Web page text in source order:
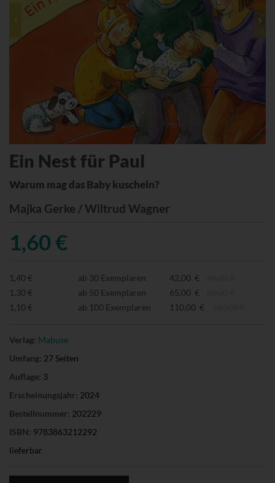
Ein Nest für Paul
Warum mag das Baby kuscheln?
Majka Gerke / Wiltrud Wagner
1,60 €
1,40 € ab 30 Exemplaren 42,00 €
1,30 €
ab 50 Exemplaren 65,00 €
1,10 €
ab 100 Exemplaren 110,00 €
Verlag: Mabuse
Umfang: 27 Seiten
Auflage: 3
Erscheinungsjahr: 2024
Bestellnummer: 202229
ISBN: 9783863212292
lieferbar